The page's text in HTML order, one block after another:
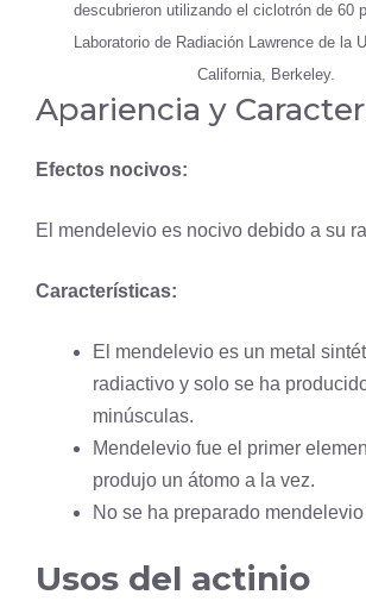
descubrieron utilizando el ciclotrón de 60
Laboratorio de Radiación Lawrence de la
California, Berkeley.
Apariencia y
Efectos nocivos:
El mendelevio es nocivo debido a su
Características:
El mendelevio es un metal
radiactivo y solo se ha
minúsculas.
Mendelevio fue el primer
produjo un átomo a la vez.
No se ha preparado
Usos del actinio